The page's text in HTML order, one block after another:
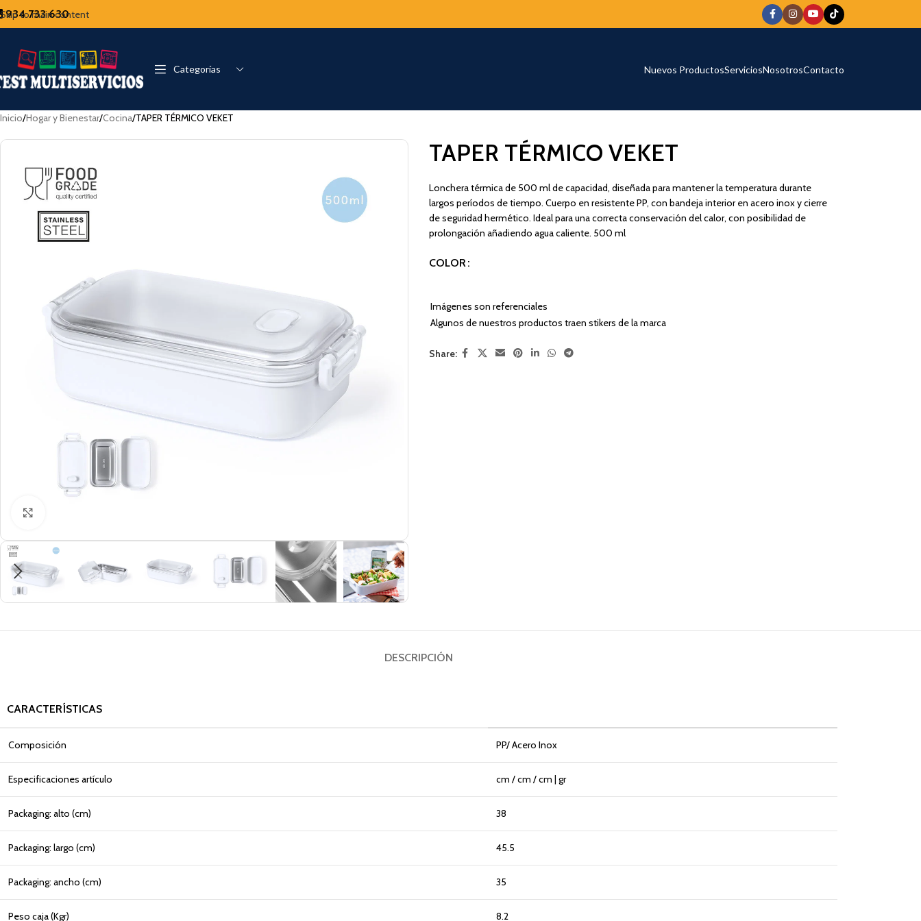
Skip to main content
934 733 630
Categorías Nuevos ProductosServiciosNosotrosContacto
Inicio Hogar y Bienestar Cocina TAPER TÉRMICO VEKET
TAPER TÉRMICO VEKET
Lonchera térmica de 500 ml de capacidad, diseñada para mantener la temperatura durante
largos períodos de tiempo. Cuerpo en resistente PP, con bandeja interior en acero inox y cierre
de seguridad hermético. Ideal para una correcta conservación del calor, con posibilidad de
prolongación añadiendo agua caliente. 500 ml
COLOR
Imágenes son referenciales
Algunos de nuestros productos traen stikers de la marca
Share:
DESCRIPCIÓN
CARACTERÍSTICAS
Composición PP/ Acero Inox
Especificaciones artículo cm / cm / cm | gr
Packaging: alto (cm) 38
Packaging: largo (cm) 45.5
Packaging: ancho (cm) 35
Peso caja (Kgr) 8.2